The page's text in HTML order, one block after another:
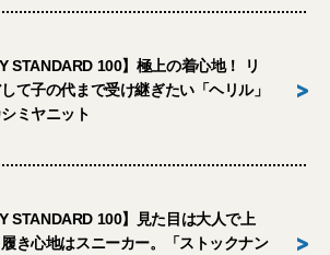
STANDARD 100】極上の着心地！ リ
て子の代まで受け継ぎたい「ヘリル」
ミヤニット
>
STANDARD 100】見た目は大人で上
き心地はスニーカー。「ストックナン
>